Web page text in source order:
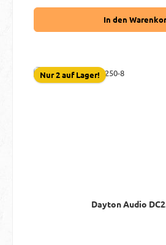
In den
Nur 2 auf Lager!
Dayton Audio